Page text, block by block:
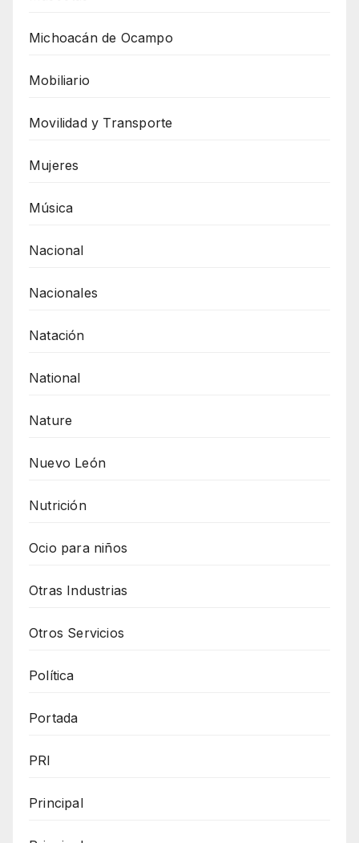
Michoacán de Ocampo
Mobiliario
Movilidad y Transporte
Mujeres
Música
Nacional
Nacionales
Natación
National
Nature
Nuevo León
Nutrición
Ocio para niños
Otras Industrias
Otros Servicios
Política
Portada
PRI
Principal